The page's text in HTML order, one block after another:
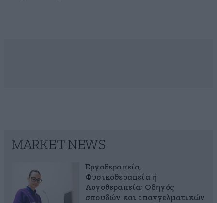
MARKET NEWS
Εργοθεραπεία,
Φυσικοθεραπεία ή
Λογοθεραπεία; Οδηγός
σπουδών και επαγγελματικών